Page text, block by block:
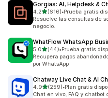
Gorgias: AI, Helpdesk &
4.2de 5 estrellas
(616)
616 reseñas en total
•Prueba gratis
Resuelve las consultas de
negocio.
WhatFlow WhatsApp
5.0de 5 estrellas
(44)
44 reseñas en total
•Prueba gratis
Recupera pagos
por WhatsApp
Chatway Live Chat & AI
4.9de 5 estrellas
(259)
259 reseñas en total
•Plan gratis
Chat en vivo, FAQ y chatbot